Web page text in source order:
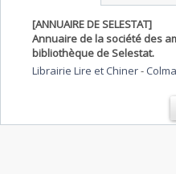
[ANNUAIRE DE SELESTAT]
Annuaire de la société des
bibliothèque de Selestat.
Librairie Lire et Chiner-